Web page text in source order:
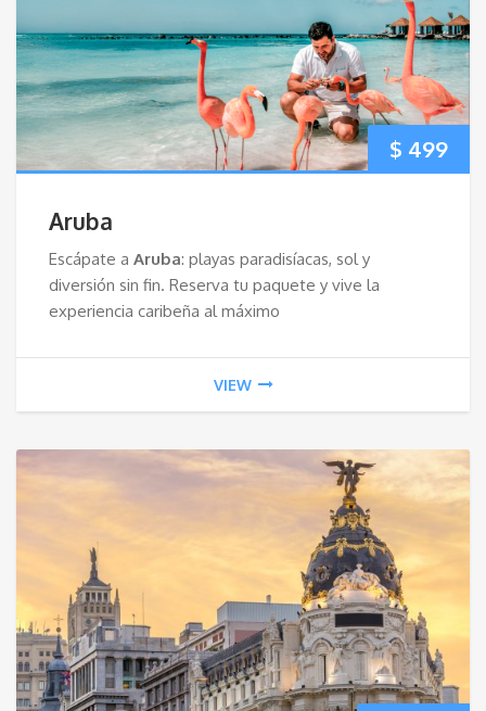
$ 499
Aruba
Escápate a Aruba: playas paradisíacas, sol y
diversión sin fin. Reserva tu paquete y vive la
experiencia caribeña al máximo
VIEW